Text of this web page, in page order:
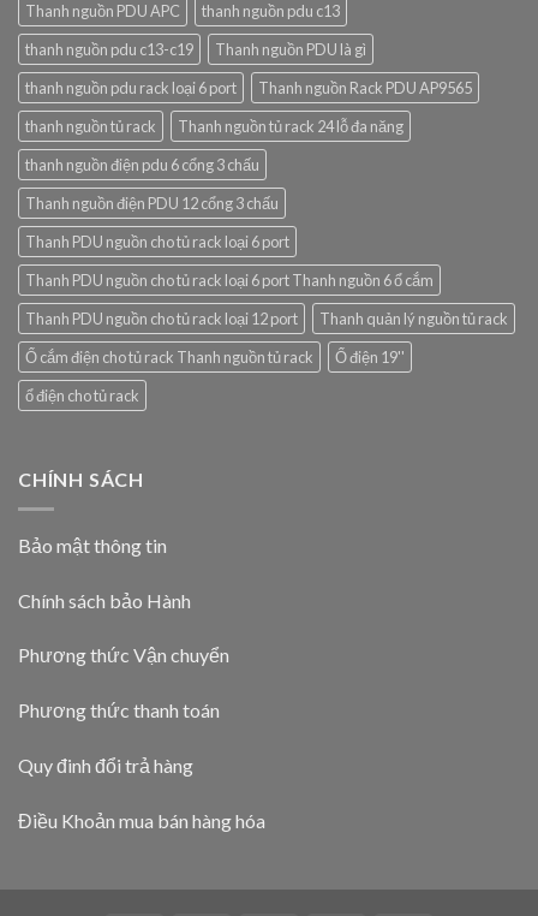
Thanh nguồn PDU APC
thanh nguồn pdu c13
thanh nguồn pdu c13-c19
Thanh nguồn PDU là gì
thanh nguồn pdu rack loại 6 port
Thanh nguồn Rack PDU AP9565
thanh nguồn tủ rack
Thanh nguồn tủ rack 24 lỗ đa năng
thanh nguồn điện pdu 6 cổng 3 chấu
Thanh nguồn điện PDU 12 cổng 3 chấu
Thanh PDU nguồn cho tủ rack loại 6 port
Thanh PDU nguồn cho tủ rack loại 6 port Thanh nguồn 6 ổ cắm
Thanh PDU nguồn cho tủ rack loại 12 port
Thanh quản lý nguồn tủ rack
Ổ cắm điện cho tủ rack Thanh nguồn tủ rack
Ổ điện 19''
ổ điện cho tủ rack
CHÍNH SÁCH
Bảo mật thông tin
Chính sách bảo Hành
Phương thức Vận chuyển
Phương thức thanh toán
Quy đinh đổi trả hàng
Điều Khoản mua bán hàng hóa